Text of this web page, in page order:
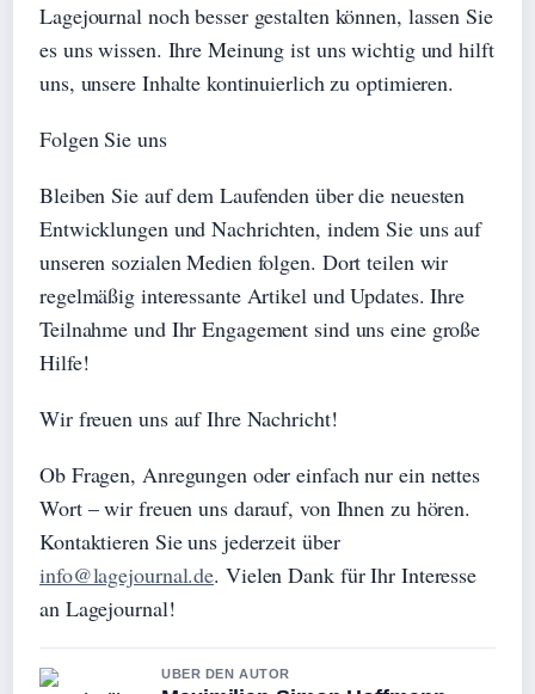
Lagejournal noch besser gestalten können, lassen Sie
es uns wissen. Ihre Meinung ist uns wichtig und hilft
uns, unsere Inhalte kontinuierlich zu optimieren.
Folgen Sie uns
Bleiben Sie auf dem Laufenden über die neuesten
Entwicklungen und Nachrichten, indem Sie uns auf
unseren sozialen Medien folgen. Dort teilen wir
regelmäßig interessante Artikel und Updates. Ihre
Teilnahme und Ihr Engagement sind uns eine große
Hilfe!
Wir freuen uns auf Ihre Nachricht!
Ob Fragen, Anregungen oder einfach nur ein nettes
Wort – wir freuen uns darauf, von Ihnen zu hören.
Kontaktieren Sie uns jederzeit über
info@lagejournal.de. Vielen Dank für Ihr Interesse
an Lagejournal!
UBER DEN AUTOR